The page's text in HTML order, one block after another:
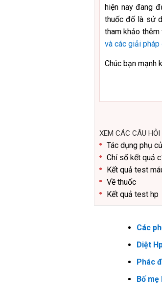
hiện nay đang
thuốc đố là sử
tham khảo thêm
và các giải
Chúc bạn mạnh
XEM CÁC CÂU HỎI
Tác dụng phụ
Chỉ số kết quả
Kết quả test
Về thuốc
Kết quả test hp
Các
Diệt
Phác
Bố